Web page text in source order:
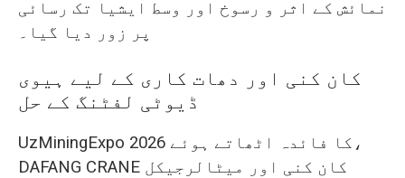
نمائش کے اثر و رسوخ اور وسط ایشیا تک رسائی
پر زور دیا گیا۔
کان کنی اور دھات کاری کے لیے ہیوی
ڈیوٹی لفٹنگ کے حل
UzMiningExpo 2026 کا فائدہ اٹھاتے ہوئے،
DAFANG CRANE کان کنی اور میٹالرجیکل